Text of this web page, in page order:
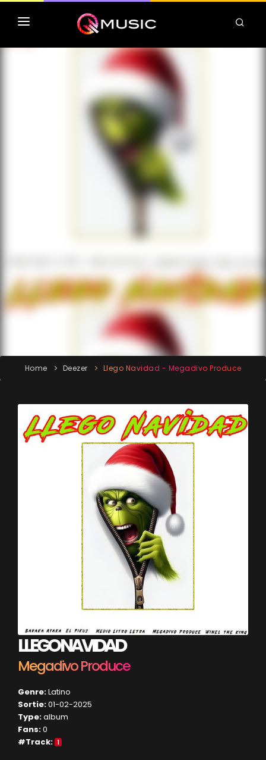
TOP MP3 ITUNES
TOP ALBUMS ITUNES
CLASSEMENT DEEZER
Home Deezer Llego Navidad - Megadivo Produce
LLEGO NAVIDAD
Megadivo Produce
Genre:Latino
Sortie:01-02-2025
Type:album
Fans:0
#Track: 1